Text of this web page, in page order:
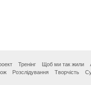
Тренінг Щоб ми так жили
Розслідування Творчість